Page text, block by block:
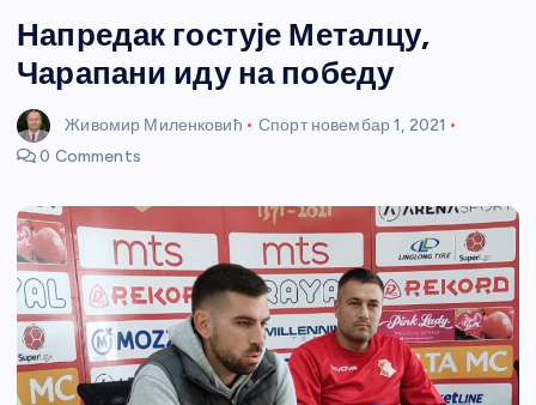
и портал
Напредак гостује Металцу,
Чарапани иду на победу
Живомир Миленковић Спорт новембар 1, 2021
0 Comments